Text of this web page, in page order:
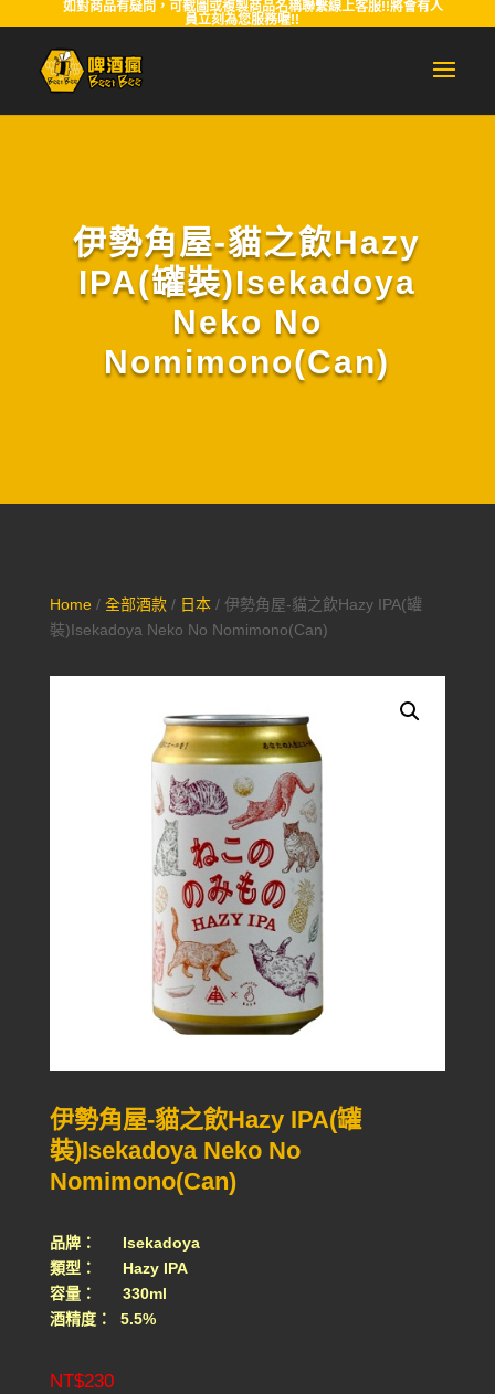
如對商品有疑問，可截圖或複製商品名稱聯繫線上客服!!將會有人
員立刻為您服務喔!!
伊勢角屋-貓之飲Hazy
IPA(罐裝)Isekadoya
Neko No
Nomimono(Can)
Home/ 全部酒款/ 日本/ 伊勢角屋-貓之飲Hazy IPA(罐
裝)Isekadoya Neko No Nomimono(Can)
伊勢角屋-貓之飲Hazy IPA(罐
裝)Isekadoya Neko No
Nomimono(Can)
品牌： Isekadoya
類型： Hazy IPA
容量： 330ml
酒精度： 5.5%
NT$230